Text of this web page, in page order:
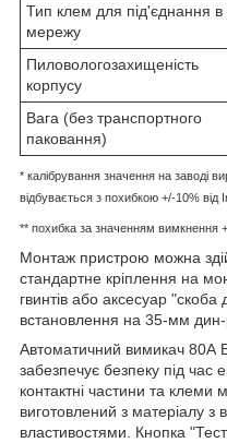
Тип клем для під'єднання в
мережу
Пиловологозахищеність
корпусу
Вага (без транспортного
паковання)
* калібрування значення на заводі
відбувається з похибкою +/-10% від
** похибка за значенням вимкнення
Монтаж пристрою можна
стандартне кріплення на
гвинтів або аксесуар
встановлення на 35-мм дин-
Автоматичний вимикач 80А
забезпечує безпеку під час
контактні частини та клеми
виготовлений з матеріалу з
властивостями. Кнопка